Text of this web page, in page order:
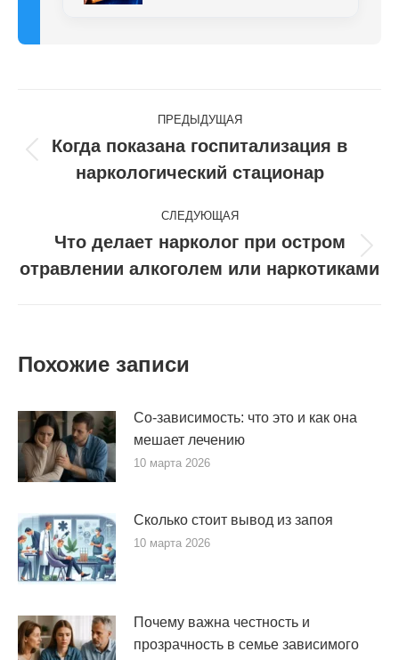
Навигация
по
записям
ПРЕДЫДУЩАЯ
запись:
Когда показана госпитализация в
наркологический стационар
СЛЕДУЮЩАЯ
Следующая
запись:
Что делает нарколог при остром
отравлении алкоголем или наркотиками
Похожие записи
Со-зависимость: что это и как она
мешает лечению
10 марта 2026
Сколько стоит вывод из запоя
10 марта 2026
Почему важна честность и
прозрачность в семье зависимого